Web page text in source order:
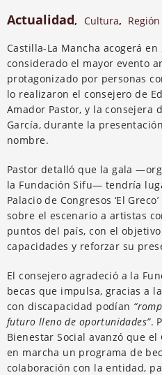
Actualidad, Cultura, Región
Castilla-La Mancha acogerá
considerado el mayor evento
protagonizado por personas
lo realizaron el consejero de
Amador Pastor, y la consejera
García, durante la
nombre.
Pastor detalló que la gala
la Fundación Sifu— tendría
Palacio de Congresos ‘El
sobre el escenario a artistas
puntos del país, con el
capacidades y reforzar su
El consejero agradeció a la
becas que impulsa, gracias a
con discapacidad podían
futuro lleno de oportunidades”.
Bienestar Social avanzó que
en marcha un programa de
colaboración con la entidad,